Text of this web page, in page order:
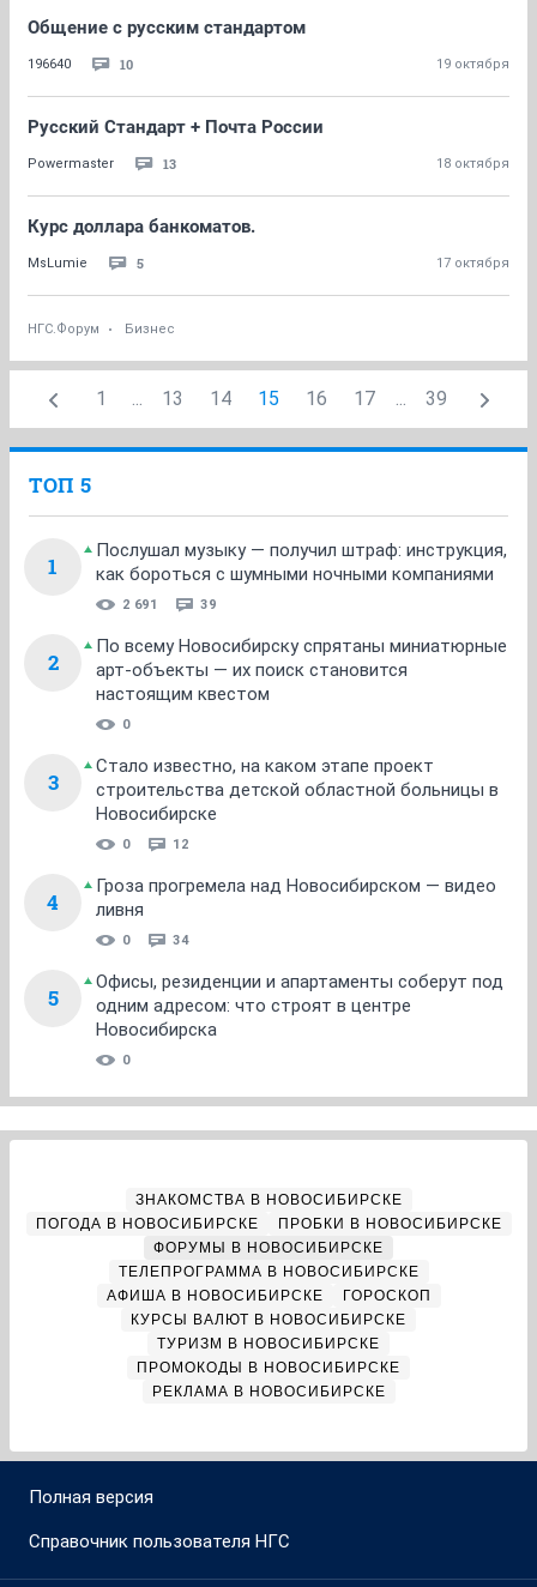
Общение с русским стандартом
196640 10 19 октября
Русский Стандарт + Почта России
Powermaster 13 18 октября
Курс доллара банкоматов.
MsLumie 5 17 октября
НГС.Форум Бизнес
1 ... 13 14 15 16 17 ... 39
ТОП 5
1
Послушал музыку — получил штраф: инструкция,
как бороться с шумными ночными компаниями
2 691 39
2
По всему Новосибирску спрятаны миниатюрные
арт-объекты — их поиск становится
настоящим квестом
0
3
Стало известно, на каком этапе проект
строительства детской областной больницы в
Новосибирске
0 12
4
Гроза прогремела над Новосибирском — видео
ливня
0 34
5
Офисы, резиденции и апартаменты соберут под
одним адресом: что строят в центре
Новосибирска
0
ЗНАКОМСТВА В НОВОСИБИРСКЕ
ПОГОДА В НОВОСИБИРСКЕ
ПРОБКИ В НОВОСИБИРСКЕ
ФОРУМЫ В НОВОСИБИРСКЕ
ТЕЛЕПРОГРАММА В НОВОСИБИРСКЕ
АФИША В НОВОСИБИРСКЕ
ГОРОСКОП
КУРСЫ ВАЛЮТ В НОВОСИБИРСКЕ
ТУРИЗМ В НОВОСИБИРСКЕ
ПРОМОКОДЫ В НОВОСИБИРСКЕ
РЕКЛАМА В НОВОСИБИРСКЕ
Полная версия
Справочник пользователя НГС